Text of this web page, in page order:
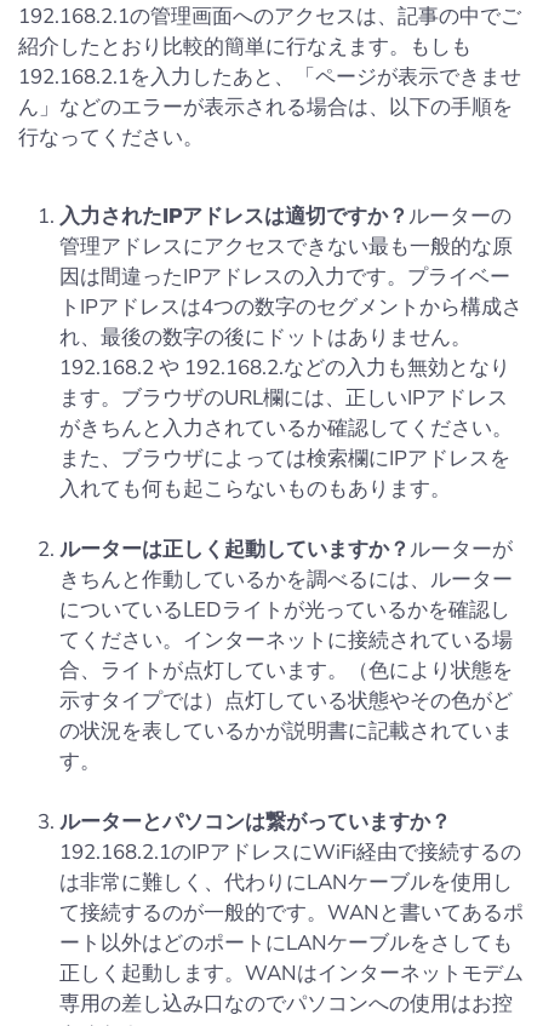
192.168.2.1の管理画面へのアクセスは、記事の中でご
紹介したとおり比較的簡単に行なえます。もしも
192.168.2.1を入力したあと、「ページが表示できませ
ん」などのエラーが表示される場合は、以下の手順を
行なってください。
入力されたIPアドレスは適切ですか？ルーターの
管理アドレスにアクセスできない最も一般的な原
因は間違ったIPアドレスの入力です。プライベー
トIPアドレスは4つの数字のセグメントから構成さ
れ、最後の数字の後にドットはありません。
192.168.2 や 192.168.2.などの入力も無効となり
ます。ブラウザのURL欄には、正しいIPアドレス
がきちんと入力されているか確認してください。
また、ブラウザによっては検索欄にIPアドレスを
入れても何も起こらないものもあります。
ルーターは正しく起動していますか？ルーターが
きちんと作動しているかを調べるには、ルーター
についているLEDライトが光っているかを確認し
てください。インターネットに接続されている場
合、ライトが点灯しています。（色により状態を
示すタイプでは）点灯している状態やその色がど
の状況を表しているかが説明書に記載されていま
す。
ルーターとパソコンは繋がっていますか？
192.168.2.1のIPアドレスにWiFi経由で接続するの
は非常に難しく、代わりにLANケーブルを使用し
て接続するのが一般的です。WANと書いてあるポ
ート以外はどのポートにLANケーブルをさしても
正しく起動します。WANはインターネットモデム
専用の差し込み口なのでパソコンへの使用はお控